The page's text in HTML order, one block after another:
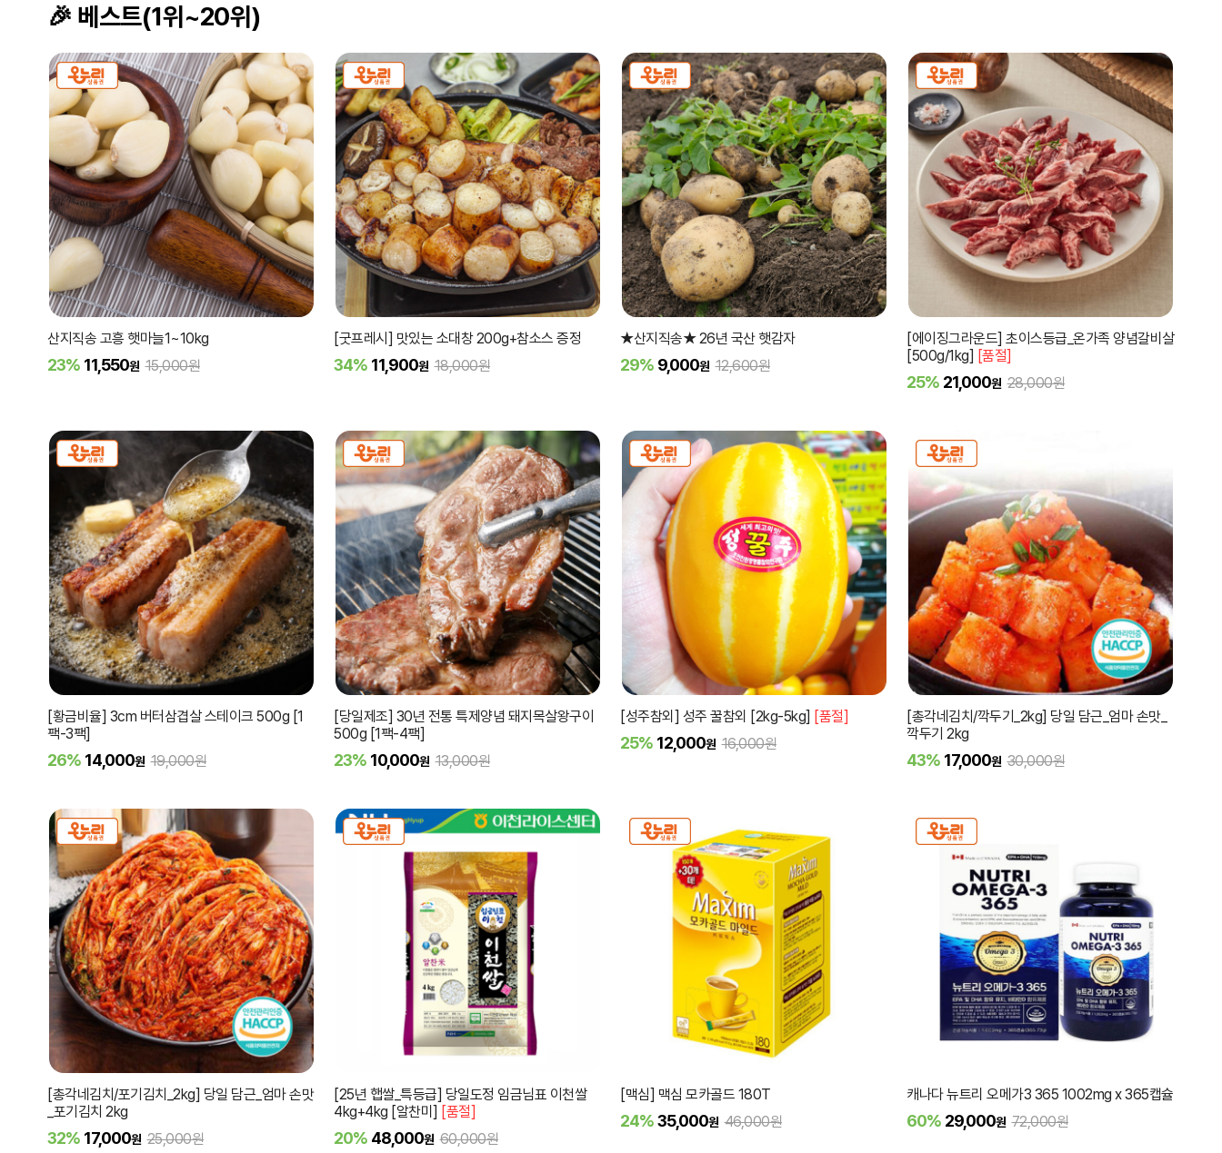
🎉 베스트(1위~20위)
산지직송 고흥 햇마늘1~10kg
23% 11,550원 15,000원
[굿프레시] 맛있는 소대창 200g+참소스 증정
34% 11,900원 18,000원
★산지직송★ 26년 국산 햇감자
29% 9,000원 12,600원
[에이징그라운드] 초이스등급_온가족 양념갈비살
[500g/1kg] [품절]
25% 21,000원 28,000원
[황금비율] 3cm 버터삼겹살 스테이크 500g [1
팩-3팩]
26% 14,000원 19,000원
[당일제조] 30년 전통 특제양념 돼지목살왕구이
500g [1팩-4팩]
23% 10,000원 13,000원
[성주참외] 성주 꿀참외 [2kg-5kg] [품절]
25% 12,000원 16,000원
[총각네김치/깍두기_2kg] 당일 담근_엄마 손맛_
깍두기 2kg
43% 17,000원 30,000원
[총각네김치/포기김치_2kg] 당일 담근_엄마 손맛
_포기김치 2kg
32% 17,000원 25,000원
[25년 햅쌀_특등급] 당일도정 임금님표 이천쌀
4kg+4kg [알찬미] [품절]
20% 48,000원 60,000원
[맥심] 맥심 모카골드 180T
24%35,000원 46,000원
캐나다 뉴트리 오메가3 365 1002mg x 365캡슐
60% 29,000원 72,000원